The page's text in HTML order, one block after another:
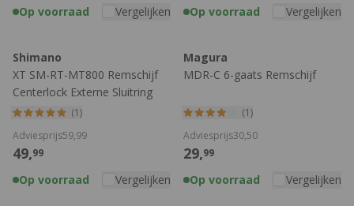
Op voorraad Vergelijken Op voorraad Vergelijken
Shimano
XT SM-RT-MT800 Remschijf
Centerlock Externe Sluitring
(1)
49,99
Adviesprijs59,99
Op voorraad Vergelijken
Magura
MDR-C 6-gaats Remschijf
(1)
29,99
Adviesprijs30,50
Op voorraad Vergelijken